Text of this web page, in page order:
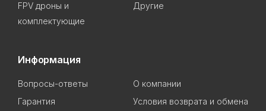
FPV дроны и
комплектующие
Другие
Информация
Вопросы-ответы
О компании
Гарантия
Условия возврата и обмена